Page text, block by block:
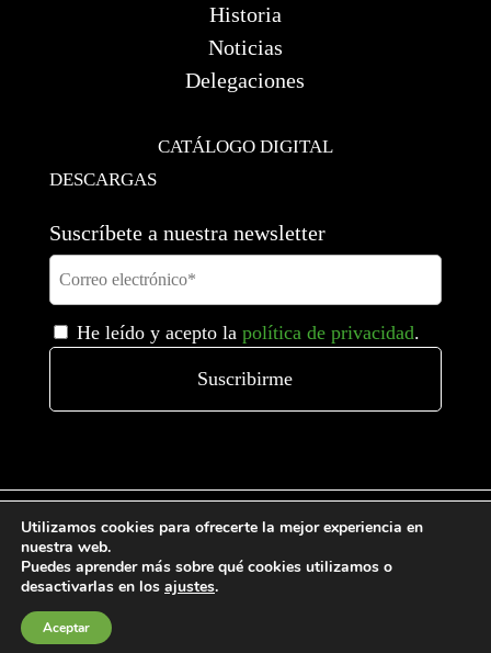
Historia
Noticias
Delegaciones
CATÁLOGO DIGITAL
DESCARGAS
Suscríbete a nuestra newsletter
He leído y acepto la política de privacidad.
Condiciones generales de venta
Utilizamos cookies para ofrecerte la mejor experiencia en
nuestra web.
Puedes aprender más sobre qué cookies utilizamos o
desactivarlas en los ajustes.
Aceptar